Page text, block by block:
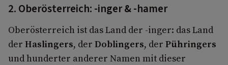
2. Oberösterreich: -inger & -hamer
Oberösterreich ist das Land der -inger: das Land
der Haslingers, der Doblingers, der Pühringers
und hunderter anderer Namen mit dieser